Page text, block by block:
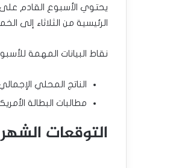
يحتوي الأسبوع القادم
الرئيسية من الثلاثاء إلى
نقاط البيانات المهمة
الناتج المحلي
مطالبات البطالة
التوقعات